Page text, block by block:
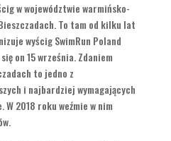
w województwie warmińsko-
To tam od kilku lat
wyścig SwimRun Poland
on 15 września. Zdaniem
to jedno z
i najbardziej wymagających
W 2018 roku weźmie w nim